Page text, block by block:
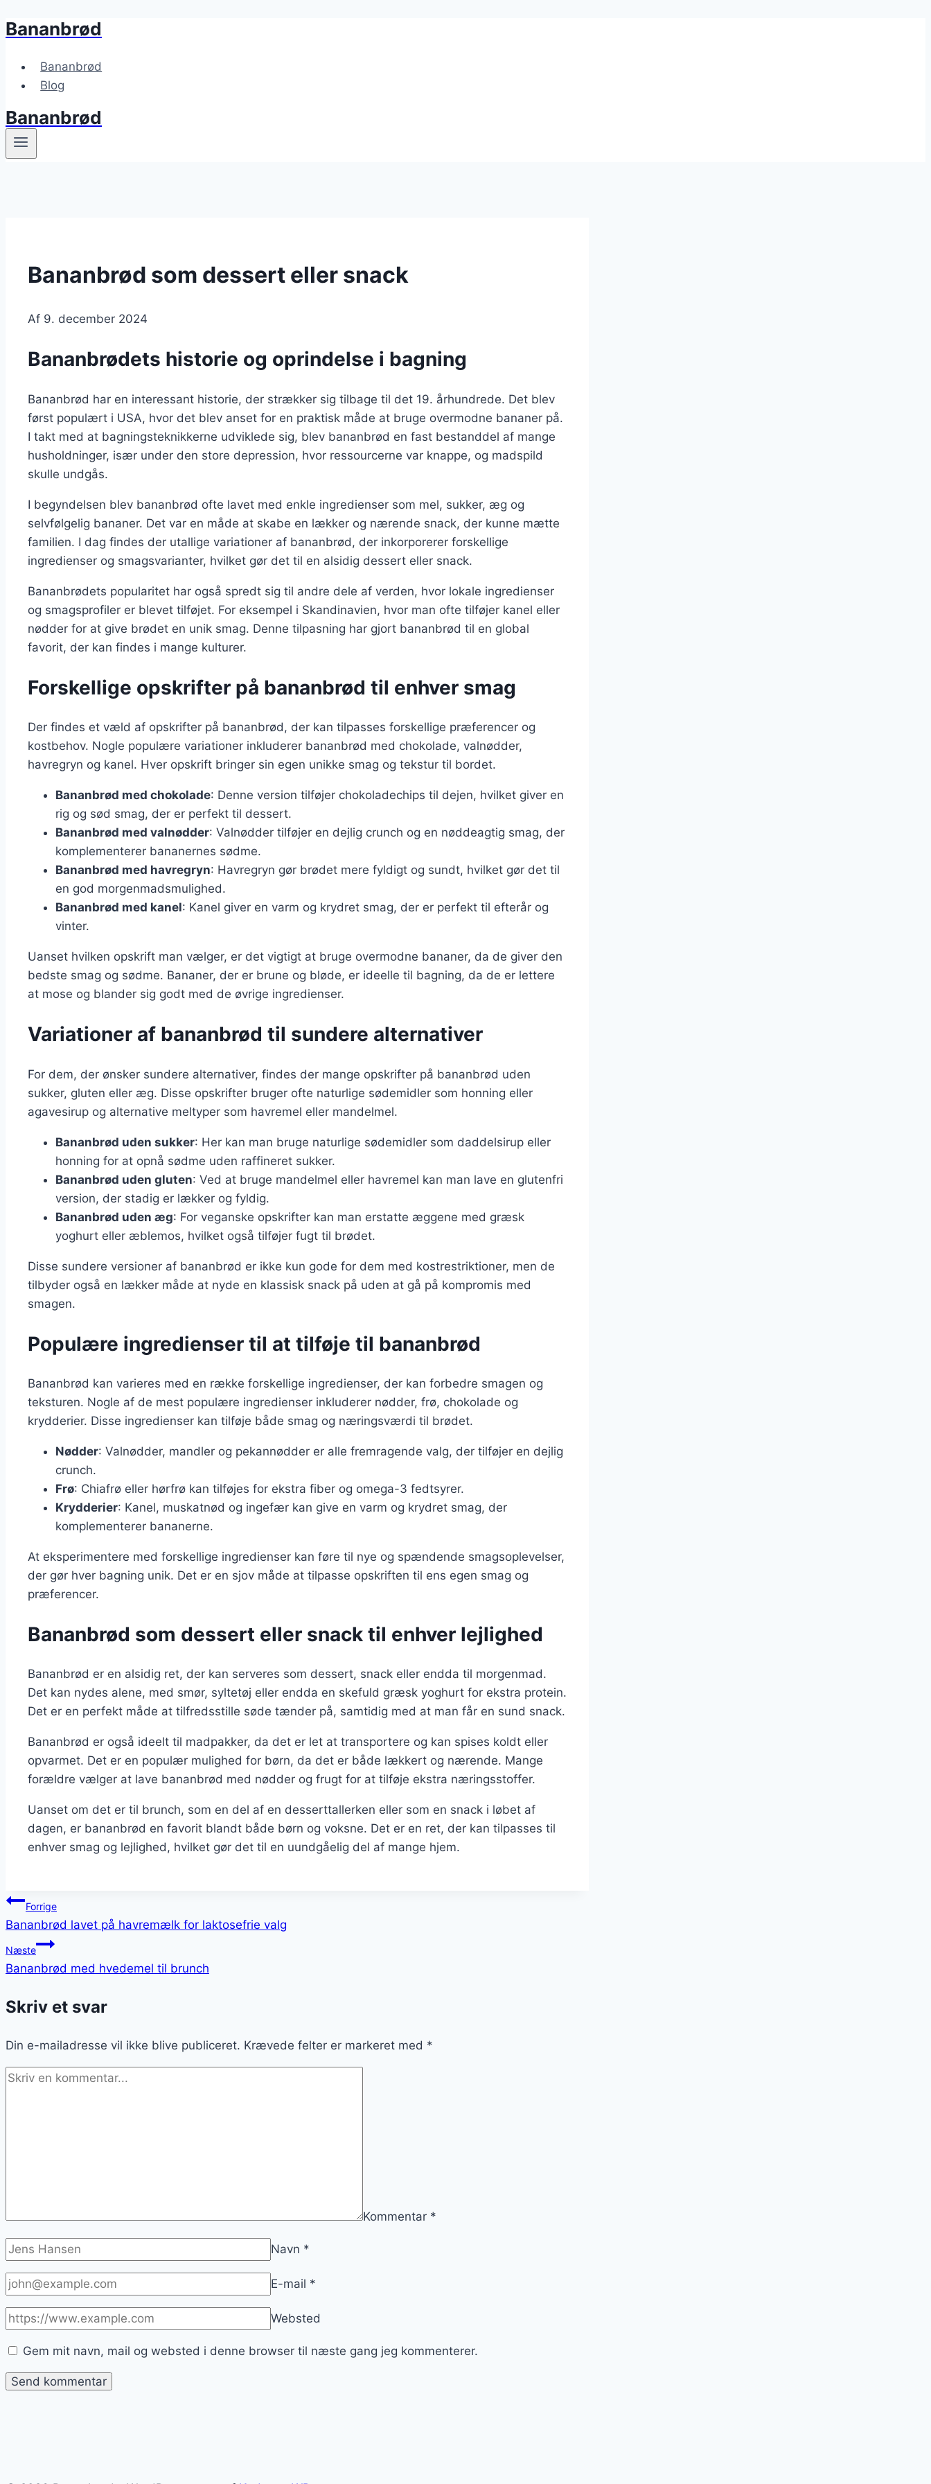
Fortsæt
indhold
Bananbrød
Bananbrød
Blog
Bananbrød
Bananbrød som dessert eller snack
Af 9. december 2024
Bananbrødets historie og oprindelse i bagning
Bananbrød har en interessant historie, der strækker sig tilbage til det 19. århundrede. Det blev
først populært i USA, hvor det blev anset for en praktisk måde at bruge overmodne bananer på.
I takt med at bagningsteknikkerne udviklede sig, blev bananbrød en fast bestanddel af mange
husholdninger, især under den store depression, hvor ressourcerne var knappe, og madspild
skulle undgås.
I begyndelsen blev bananbrød ofte lavet med enkle ingredienser som mel, sukker, æg og
selvfølgelig bananer. Det var en måde at skabe en lækker og nærende snack, der kunne mætte
familien. I dag findes der utallige variationer af bananbrød, der inkorporerer forskellige
ingredienser og smagsvarianter, hvilket gør det til en alsidig dessert eller snack.
Bananbrødets popularitet har også spredt sig til andre dele af verden, hvor lokale ingredienser
og smagsprofiler er blevet tilføjet. For eksempel i Skandinavien, hvor man ofte tilføjer kanel eller
nødder for at give brødet en unik smag. Denne tilpasning har gjort bananbrød til en global
favorit, der kan findes i mange kulturer.
Forskellige opskrifter på bananbrød til enhver smag
Der findes et væld af opskrifter på bananbrød, der kan tilpasses forskellige præferencer og
kostbehov. Nogle populære variationer inkluderer bananbrød med chokolade, valnødder,
havregryn og kanel. Hver opskrift bringer sin egen unikke smag og tekstur til bordet.
Bananbrød med chokolade: Denne version tilføjer chokoladechips til dejen, hvilket giver en
rig og sød smag, der er perfekt til dessert.
Bananbrød med valnødder: Valnødder tilføjer en dejlig crunch og en nøddeagtig smag, der
komplementerer bananernes sødme.
Bananbrød med havregryn: Havregryn gør brødet mere fyldigt og sundt, hvilket gør det til
en god morgenmadsmulighed.
Bananbrød med kanel: Kanel giver en varm og krydret smag, der er perfekt til efterår og
vinter.
Uanset hvilken opskrift man vælger, er det vigtigt at bruge overmodne bananer, da de giver den
bedste smag og sødme. Bananer, der er brune og bløde, er ideelle til bagning, da de er lettere
at mose og blander sig godt med de øvrige ingredienser.
Variationer af bananbrød til sundere alternativer
For dem, der ønsker sundere alternativer, findes der mange opskrifter på bananbrød uden
sukker, gluten eller æg. Disse opskrifter bruger ofte naturlige sødemidler som honning eller
agavesirup og alternative meltyper som havremel eller mandelmel.
Bananbrød uden sukker: Her kan man bruge naturlige sødemidler som daddelsirup eller
honning for at opnå sødme uden raffineret sukker.
Bananbrød uden gluten: Ved at bruge mandelmel eller havremel kan man lave en glutenfri
version, der stadig er lækker og fyldig.
Bananbrød uden æg: For veganske opskrifter kan man erstatte æggene med græsk
yoghurt eller æblemos, hvilket også tilføjer fugt til brødet.
Disse sundere versioner af bananbrød er ikke kun gode for dem med kostrestriktioner, men de
tilbyder også en lækker måde at nyde en klassisk snack på uden at gå på kompromis med
smagen.
Populære ingredienser til at tilføje til bananbrød
Bananbrød kan varieres med en række forskellige ingredienser, der kan forbedre smagen og
teksturen. Nogle af de mest populære ingredienser inkluderer nødder, frø, chokolade og
krydderier. Disse ingredienser kan tilføje både smag og næringsværdi til brødet.
Nødder: Valnødder, mandler og pekannødder er alle fremragende valg, der tilføjer en dejlig
crunch.
Frø: Chiafrø eller hørfrø kan tilføjes for ekstra fiber og omega-3 fedtsyrer.
Krydderier: Kanel, muskatnød og ingefær kan give en varm og krydret smag, der
komplementerer bananerne.
At eksperimentere med forskellige ingredienser kan føre til nye og spændende smagsoplevelser,
der gør hver bagning unik. Det er en sjov måde at tilpasse opskriften til ens egen smag og
præferencer.
Bananbrød som dessert eller snack til enhver lejlighed
Bananbrød er en alsidig ret, der kan serveres som dessert, snack eller endda til morgenmad.
Det kan nydes alene, med smør, syltetøj eller endda en skefuld græsk yoghurt for ekstra protein.
Det er en perfekt måde at tilfredsstille søde tænder på, samtidig med at man får en sund snack.
Bananbrød er også ideelt til madpakker, da det er let at transportere og kan spises koldt eller
opvarmet. Det er en populær mulighed for børn, da det er både lækkert og nærende. Mange
forældre vælger at lave bananbrød med nødder og frugt for at tilføje ekstra næringsstoffer.
Uanset om det er til brunch, som en del af en desserttallerken eller som en snack i løbet af
dagen, er bananbrød en favorit blandt både børn og voksne. Det er en ret, der kan tilpasses til
enhver smag og lejlighed, hvilket gør det til en uundgåelig del af mange hjem.
Indlægsnavigation
Forrige
Bananbrød lavet på havremælk for laktosefrie valg
Næste
Bananbrød med hvedemel til brunch
Skriv et svar
Din e-mailadresse vil ikke blive publiceret. Krævede felter er markeret med *
Kommentar *
Navn *
E-mail *
Websted
Gem mit navn, mail og websted i denne browser til næste gang jeg kommenterer.